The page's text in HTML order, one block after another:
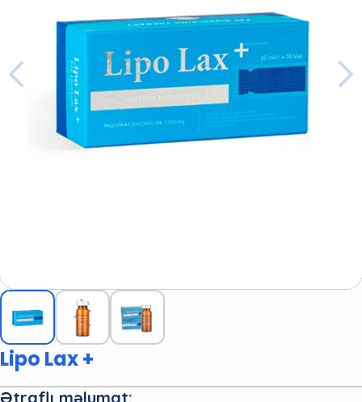
Lipo Lax +
Ətraflı məlumat: